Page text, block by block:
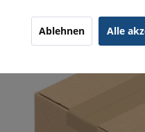
Ablehnen Alle